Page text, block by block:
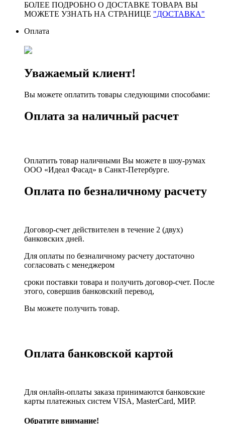
БОЛЕЕ ПОДРОБНО О ДОСТАВКЕ ТОВАРА ВЫ
МОЖЕТЕ УЗНАТЬ НА СТРАНИЦЕ "ДОСТАВКА"
Оплата
Уважаемый клиент!
Вы можете оплатить товары следующими способами:
Оплата за наличный расчет
Оплатить товар наличными Вы можете в шоу-румах
ООО «Идеал Фасад» в Санкт-Петербурге.
Оплата по безналичному расчету
Договор-счет действителен в течение 2 (двух)
банковских дней.
Для оплаты по безналичному расчету достаточно
согласовать с менеджером
сроки поставки товара и получить договор-счет. После
этого, совершив банковский перевод,
Вы можете получить товар.
Оплата банковской картой
Для онлайн-оплаты заказа принимаются банковские
карты платежных систем VISA, MasterСard, МИР.
Обратите внимание!